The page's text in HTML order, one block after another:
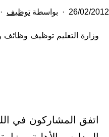
تم
في
26/02/2012 بواسطة توظيف
وزارة التعليم توظيف وظائف
اتفق المشاركون في